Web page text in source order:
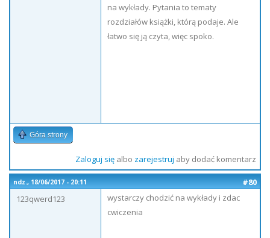
na wykłady. Pytania to tematy
rozdziałów książki, którą podaje. Ale
łatwo się ją czyta, więc spoko.
Góra strony
Zaloguj sięalbo zarejestruj aby dodać komentarz
ndz., 18/06/2017 - 20:11
#80
123qwerd123
wystarczy chodzić na wykłady i zdac
cwiczenia